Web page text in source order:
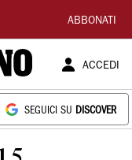
ABBONATI
ACCEDI
SEGUICI SU DISCOVER